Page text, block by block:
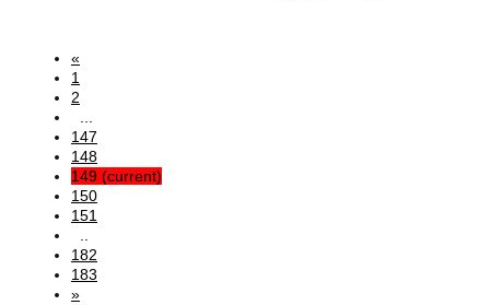
«
1
2
...
147
148
149 (current)
150
151
..
182
183
»